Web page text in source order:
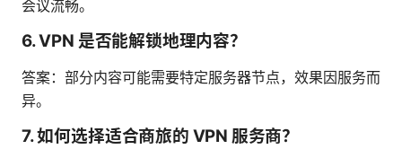
会议流畅。
6. VPN 是否能解锁地理内容？
答案：部分内容可能需要特定服务器节点，效果因服务而
异。
7. 如何选择适合商旅的 VPN 服务商？